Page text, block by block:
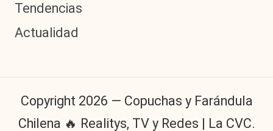
Tendencias
Actualidad
Copyright 2026 — Copuchas y Farándula
Chilena 🔥 Realitys, TV y Redes | La CVC.